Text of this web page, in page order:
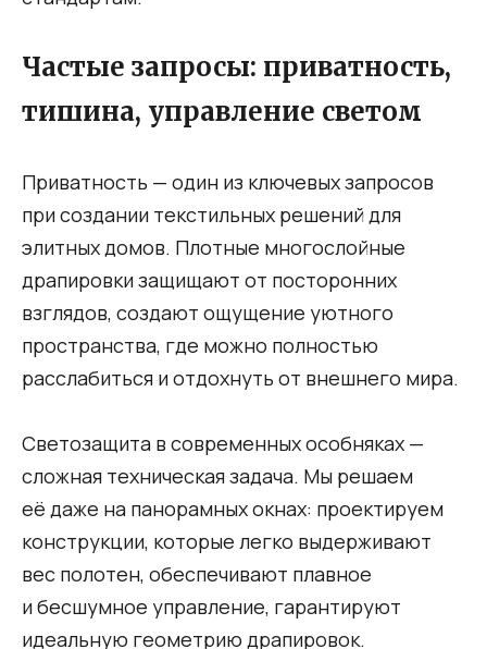
Частые запросы: приватность,
тишина, управление светом
Приватность — один из ключевых запросов
при создании текстильных решений для
элитных домов. Плотные многослойные
драпировки защищают от посторонних
взглядов, создают ощущение уютного
пространства, где можно полностью
расслабиться и отдохнуть от внешнего мира.
Светозащита в современных особняках —
сложная техническая задача. Мы решаем
её даже на панорамных окнах: проектируем
конструкции, которые легко выдерживают
вес полотен, обеспечивают плавное
и бесшумное управление, гарантируют
идеальную геометрию драпировок.